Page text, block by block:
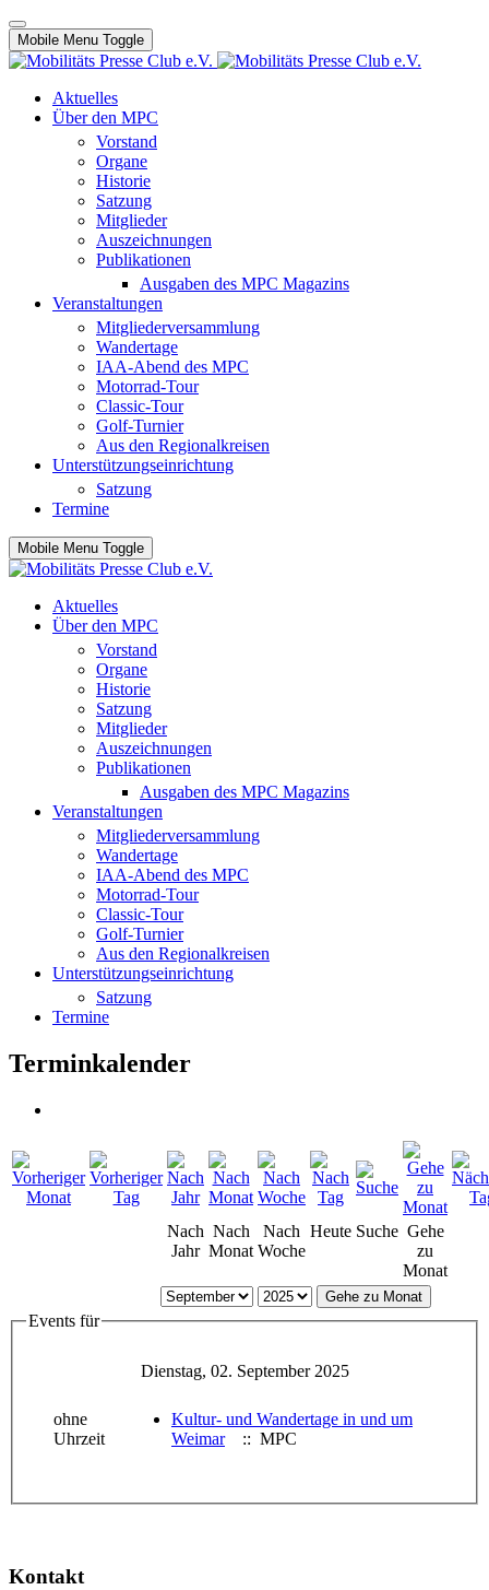
Mobile Menu Toggle
Aktuelles
Über den MPC
Vorstand
Organe
Historie
Satzung
Mitglieder
Auszeichnungen
Publikationen
Ausgaben des MPC Magazins
Veranstaltungen
Mitgliederversammlung
Wandertage
IAA-Abend des MPC
Motorrad-Tour
Classic-Tour
Golf-Turnier
Aus den Regionalkreisen
Unterstützungseinrichtung
Satzung
Termine
Mobile Menu Toggle
Aktuelles
Über den MPC
Vorstand
Organe
Historie
Satzung
Mitglieder
Auszeichnungen
Publikationen
Ausgaben des MPC Magazins
Veranstaltungen
Mitgliederversammlung
Wandertage
IAA-Abend des MPC
Motorrad-Tour
Classic-Tour
Golf-Turnier
Aus den Regionalkreisen
Unterstützungseinrichtung
Satzung
Termine
Terminkalender
Nach
Jahr
Nach
Monat
Nach
Woche
Heute Suche Gehe
zu
Monat
Gehe zu Monat
Events für
Dienstag, 02. September 2025
ohne
Uhrzeit
Kultur- und Wandertage in und um
Weimar
:: MPC
Kontakt